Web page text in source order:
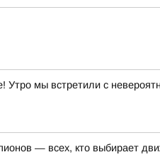
мы встретили с
— всех, кто выбирает